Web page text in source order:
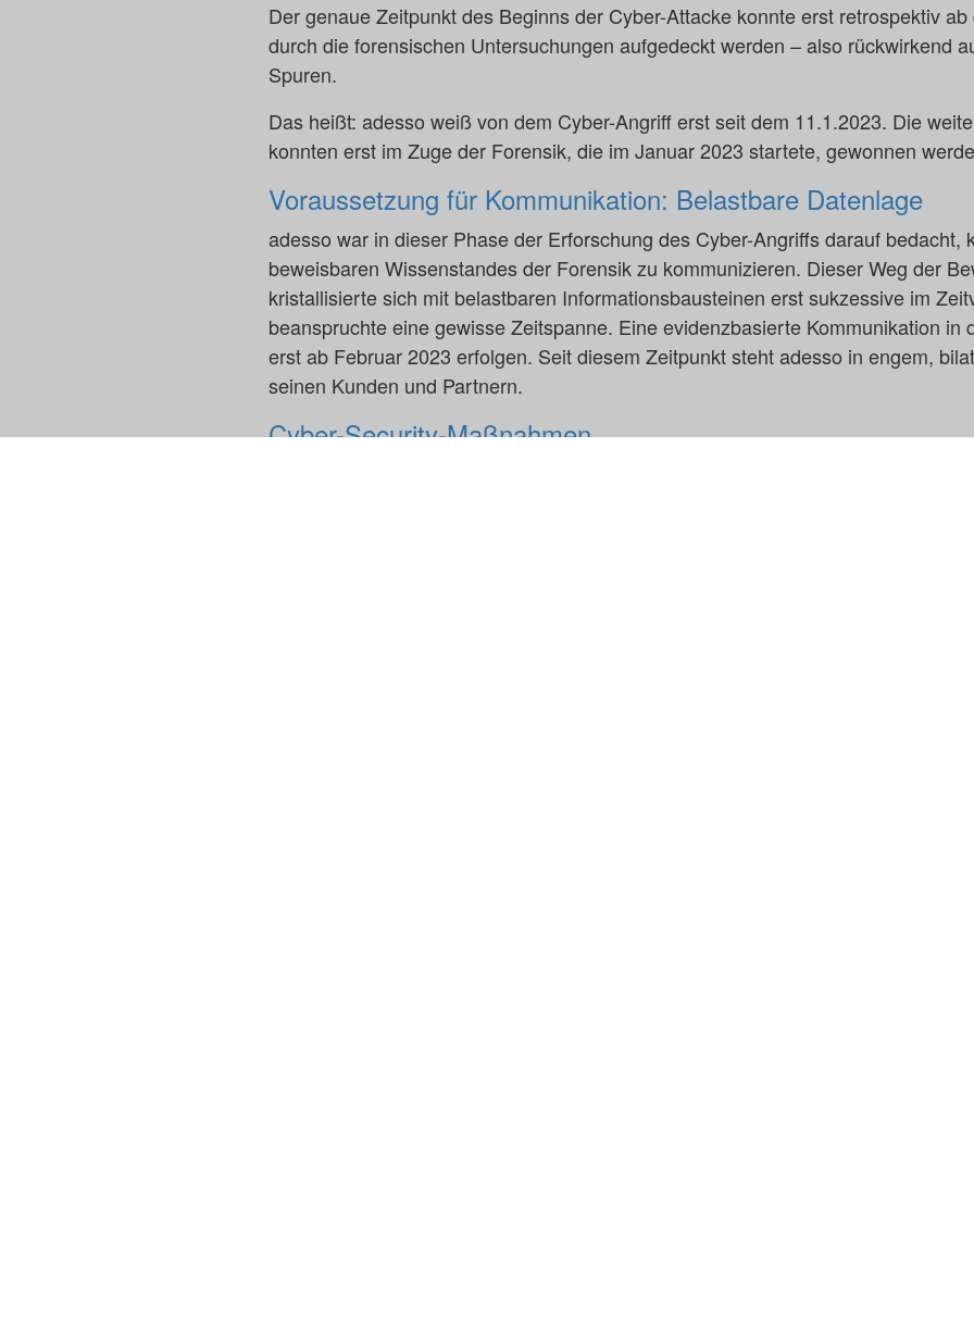
Der genaue Zeitpunkt des Beginns der Cyber-Attacke konnte erst retrospektiv
durch die forensischen Untersuchungen aufgedeckt werden – also rückwirkend
Spuren.
Das heißt: adesso weiß von dem Cyber-Angriff erst seit dem 11.1.2023. Die
konnten erst im Zuge der Forensik, die im Januar 2023 startete, gewonnen
Voraussetzung für Kommunikation: Belastbare Datenlage
adesso war in dieser Phase der Erforschung des Cyber-Angriffs darauf bedacht,
beweisbaren Wissenstandes der Forensik zu kommunizieren. Dieser Weg der
kristallisierte sich mit belastbaren Informationsbausteinen erst sukzessive im
beanspruchte eine gewisse Zeitspanne. Eine evidenzbasierte Kommunikation in
erst ab Februar 2023 erfolgen. Seit diesem Zeitpunkt steht adesso in engem,
seinen Kunden und Partnern.
Cyber-Security-Maßnahmen